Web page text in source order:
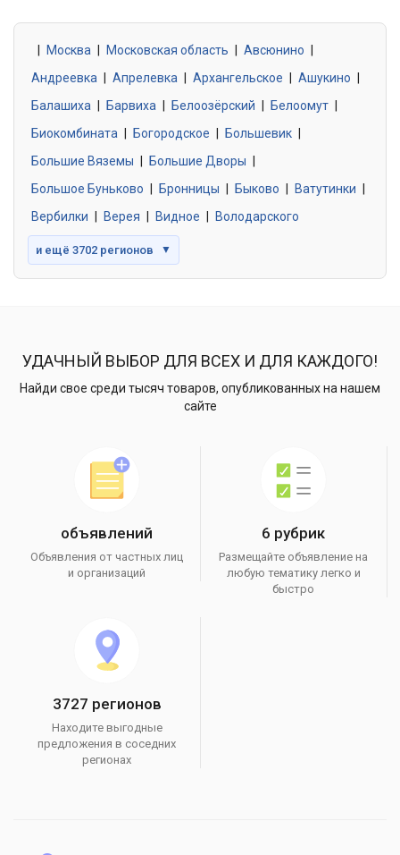
0 объявлений
Знакомства без обязательств
0 объявлений
Москва Московская область Авсюнино
Андреевка
Апрелевка Архангельское Ашукино
Балашиха
Барвиха Белоозёрский Белоомут
Биокомбината
Богородское Большевик
Большие Вяземы
Большие Дворы
Большое Буньково
Бронницы Быково Ватутинки
Вербилки
Верея Видное Володарского
и ещё 3702 регионов ▼
УДАЧНЫЙ ВЫБОР ДЛЯ ВСЕХ И ДЛЯ КАЖДОГО!
Найди свое среди тысяч товаров, опубликованных на нашем
сайте
объявлений
Объявления от частных лиц
и организаций
6 рубрик
Размещайте объявление на
любую тематику легко и
быстро
3727 регионов
Находите выгодные
предложения в соседних
регионах